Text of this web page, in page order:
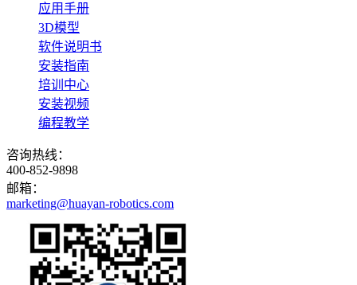
应用手册
3D模型
软件说明书
安装指南
培训中心
安装视频
编程教学
咨询热线：
400-852-9898
邮箱：
marketing@huayan-robotics.com